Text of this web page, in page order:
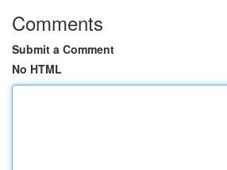
Comments
Submit a Comment
No HTML